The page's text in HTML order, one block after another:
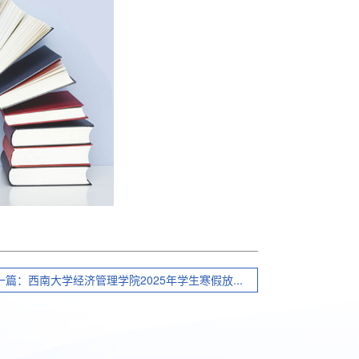
篇：西南大学经济管理学院2025年学生寒假放...